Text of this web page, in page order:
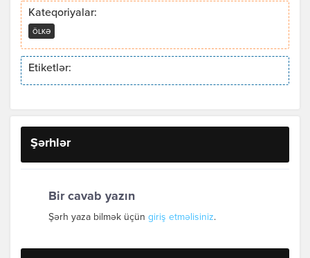
Kateqoriyalar:
ÖLKƏ
Etiketlər:
Şərhlər
Bir cavab yazın
Şərh yaza bilmək üçün giriş etməlisiniz.